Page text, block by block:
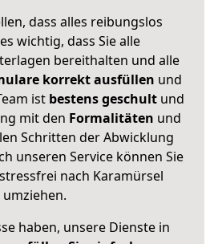
dass alles reibungslos
wichtig, dass Sie alle
bereithalten und alle
korrekt ausfüllen und
ist bestens geschult und
mit den Formalitäten und
Schritten der Abwicklung
unseren Service können Sie
nach Karamürsel
umziehen.
haben, unsere Dienste in